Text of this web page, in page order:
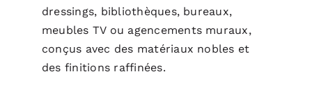
dressings, bibliothèques, bureaux,
meubles TV ou agencements muraux,
conçus avec des matériaux nobles et
des finitions raffinées.